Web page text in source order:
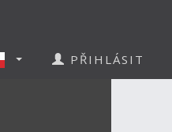
PŘIHLÁSIT